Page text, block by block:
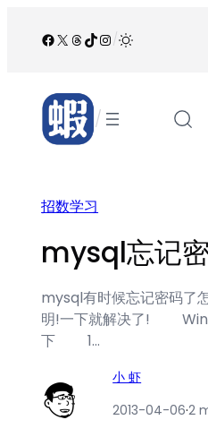
Facebook
X Threads
TikTok
Instagram
/
/
招数学习
mysql忘记
mysql有时候忘记密码了
明!一下就解决了!
下 1…
小 虾
2013-04-06·2